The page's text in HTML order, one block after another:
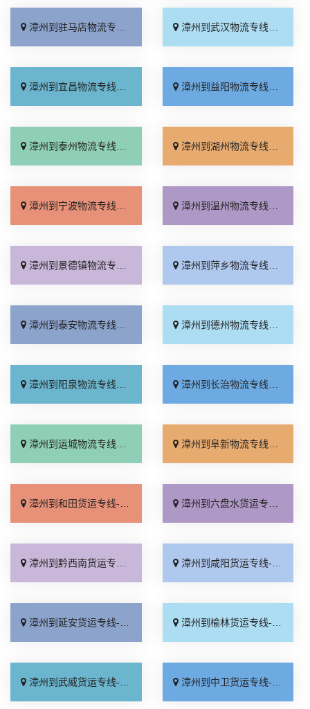
漳州到驻马店物流专线_计费标准「市县派送」 漳州到武汉物流专线_资质齐全「服务周到」
漳州到宜昌物流专线_上门取件「资质齐全」 漳州到益阳物流专线_急你所需「全境派送」
漳州到泰州物流专线_零担配货「快运有保障」 漳州到湖州物流专线_运价查询「高速快运」
漳州到宁波物流专线_实时跟踪 「高速快运」 漳州到温州物流专线_高效运输「快速直达」
漳州到景德镇物流专线_全境到达「全境派送」 漳州到萍乡物流专线_多少一吨「快速响应」
漳州到泰安物流专线_市县闪送「每日发车」 漳州到德州物流专线_直通专线「来电咨询」
漳州到阳泉物流专线_直达到站「无需中转」 漳州到长治物流专线_直发全境「快运有保障」
漳州到运城物流专线_运费多少「合同承运」 漳州到阜新物流专线_全程定位「要几天到」
漳州到和田货运专线-漳州到和田物流公司_损坏理赔「专业调车」 漳州到六盘水货运专线-漳州到六盘水物流公司_诚信经营「全程定位」
漳州到黔西南货运专线-漳州到黔西南物流公司_全程直达「上门取件」 漳州到咸阳货运专线-漳州到咸阳物流公司_全程直达「门到门配送」
漳州到延安货运专线-漳州到延安物流公司_直达往返「一站直达」 漳州到榆林货运专线-漳州到榆林物流公司_直达不中转「省事省心」
漳州到武威货运专线-漳州到武威物流公司_价格透明「定点发车」 漳州到中卫货运专线-漳州到中卫物流公司_服务周到「要几天到」